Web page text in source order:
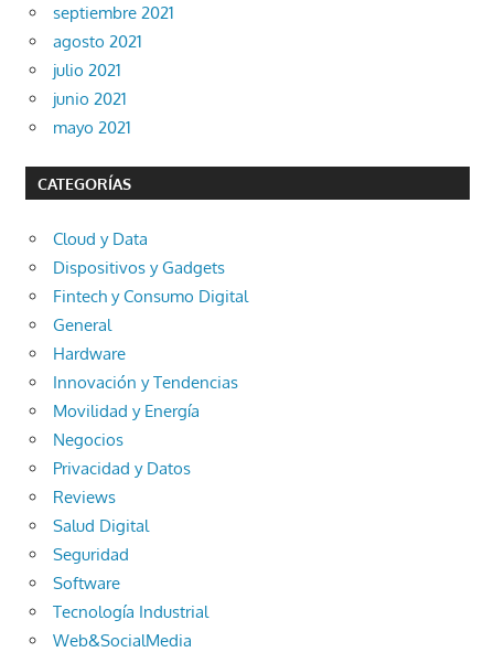
septiembre 2021
agosto 2021
julio 2021
junio 2021
mayo 2021
CATEGORÍAS
Cloud y Data
Dispositivos y Gadgets
Fintech y Consumo Digital
General
Hardware
Innovación y Tendencias
Movilidad y Energía
Negocios
Privacidad y Datos
Reviews
Salud Digital
Seguridad
Software
Tecnología Industrial
Web&SocialMedia